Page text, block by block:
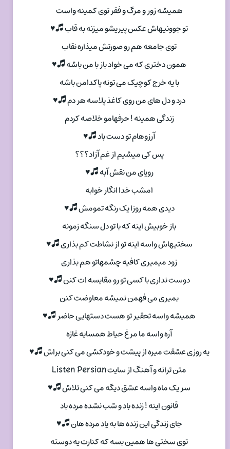
همیشه زور و مرگ و فقر توی کمینه واست
تو جوونیهاش عکس پیریشو میزنه به قاب 🎜♥
توی جامعه هم رو صورتش میذاره نقاب
همون دختری که می خواد باز با من باشه 🎜♥
با یه خرج کوچیک می تونه پاکدامن باشه
درد و دل های من روی کاغذ پلاسه هر دم 🎜♥
زندگی همینه ! حرفهامو خلاصه کردم
آرزوهام تو دست باد 🎜♥
پس کی میشیم از غم آزاد؟؟؟
رویای من نقش آبه 🎜♥
امشب خدا انگار خوابه
دیدی همه روزا یک رنگه تمومش 🎜♥
باز خوبیش اینه که با تو دل سنگه زمونه
سختیهاش واسه اینه تو از نشاطت کم بذاری 🎜♥
زود میمیری کافیه چشمهاتو هم بذاری
دوست نداری با کسی تو رو مقایسه ات کنن 🎜♥
بمیری می فهمن نمیشه معاوضت کنن
همیشه واسه تحقیر تو هست دستهایی حاضر 🎜♥
آره واسه ما مرغ حیاط همسایه غازه
یه روزی عشقت میره از پیشت و خودکشی می کنی براش 🎜♥
متن ترانه و آهنگ از سایت Listen Persian
سر یک ماه واسه عشق دیگه می کنی تلاش 🎜♥
قانون اینه ! زنده باد و شب نشده مرده باد
جای زندگی این زنده ها به یاد مرده هان 🎜♥
توی سختی ها همین بسه که کنارت یه دوسته